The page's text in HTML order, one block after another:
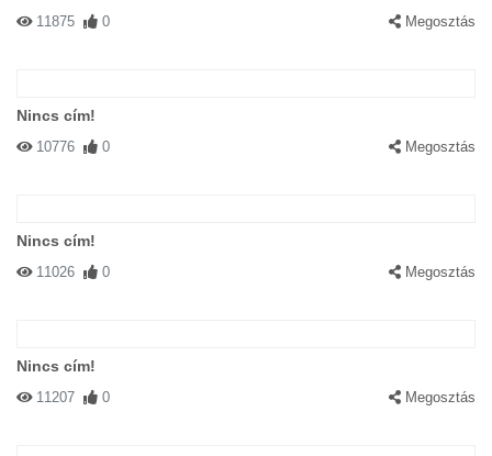
11875 0 Megosztás
Nincs cím!
10776 0 Megosztás
Nincs cím!
11026 0 Megosztás
Nincs cím!
11207 0 Megosztás